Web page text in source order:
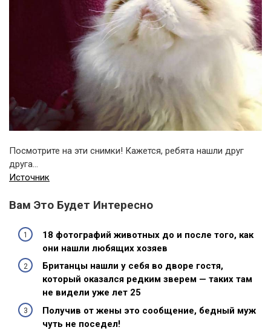
Посмотрите на эти снимки! Кажется, ребята нашли друг
друга…
Источник
Вам Это Будет Интересно
18 фотографий животных до и после того, как
они нашли любящих хозяев
Британцы нашли у себя во дворе гостя,
который оказался редким зверем — таких там
не видели уже лет 25
Получив от жены это сообщение, бедный муж
чуть не поседел!